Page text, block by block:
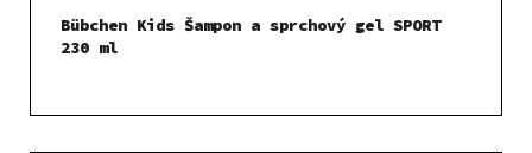
Bübchen Kids Šampon a sprchový gel SPORT
230 ml